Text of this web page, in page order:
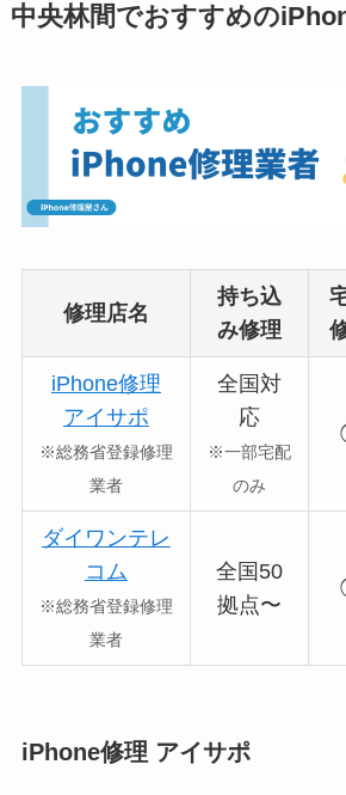
中央林間でおすすめの
修理店名
持ち込
み修理
iPhone修理
アイサポ
※総務省登録修理
業者
全国対
応
※一部宅配
のみ
ダイワンテレ
コム
※総務省登録修理
業者
全国50
拠点〜
iPhone修理 アイサポ